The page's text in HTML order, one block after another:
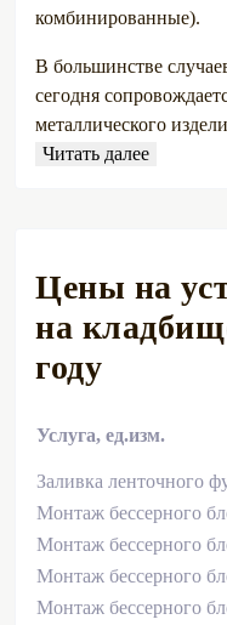
комбинированные).
В большинстве
сегодня
металлического
Читать далее
Цены на
на
году
Услуга, ед.изм.
Заливка ленточного
Монтаж бессерного
Монтаж бессерного
Монтаж бессерного
Монтаж бессерного